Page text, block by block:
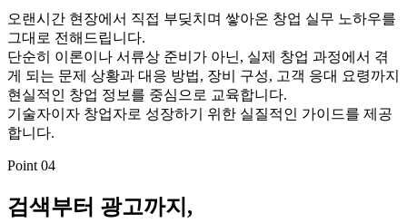
오랜시간 현장에서 직접 부딪치며 쌓아온 창업 실무 노하우를
그대로 전해드립니다.
단순히 이론이나 서류상 준비가 아닌, 실제 창업 과정에서 겪
게 되는 문제 상황과 대응 방법, 장비 구성, 고객 응대 요령까지
현실적인 창업 정보를 중심으로 교육합니다.
기술자이자 창업자로 성장하기 위한 실질적인 가이드를 제공
합니다.
Point 04
검색부터 광고까지,